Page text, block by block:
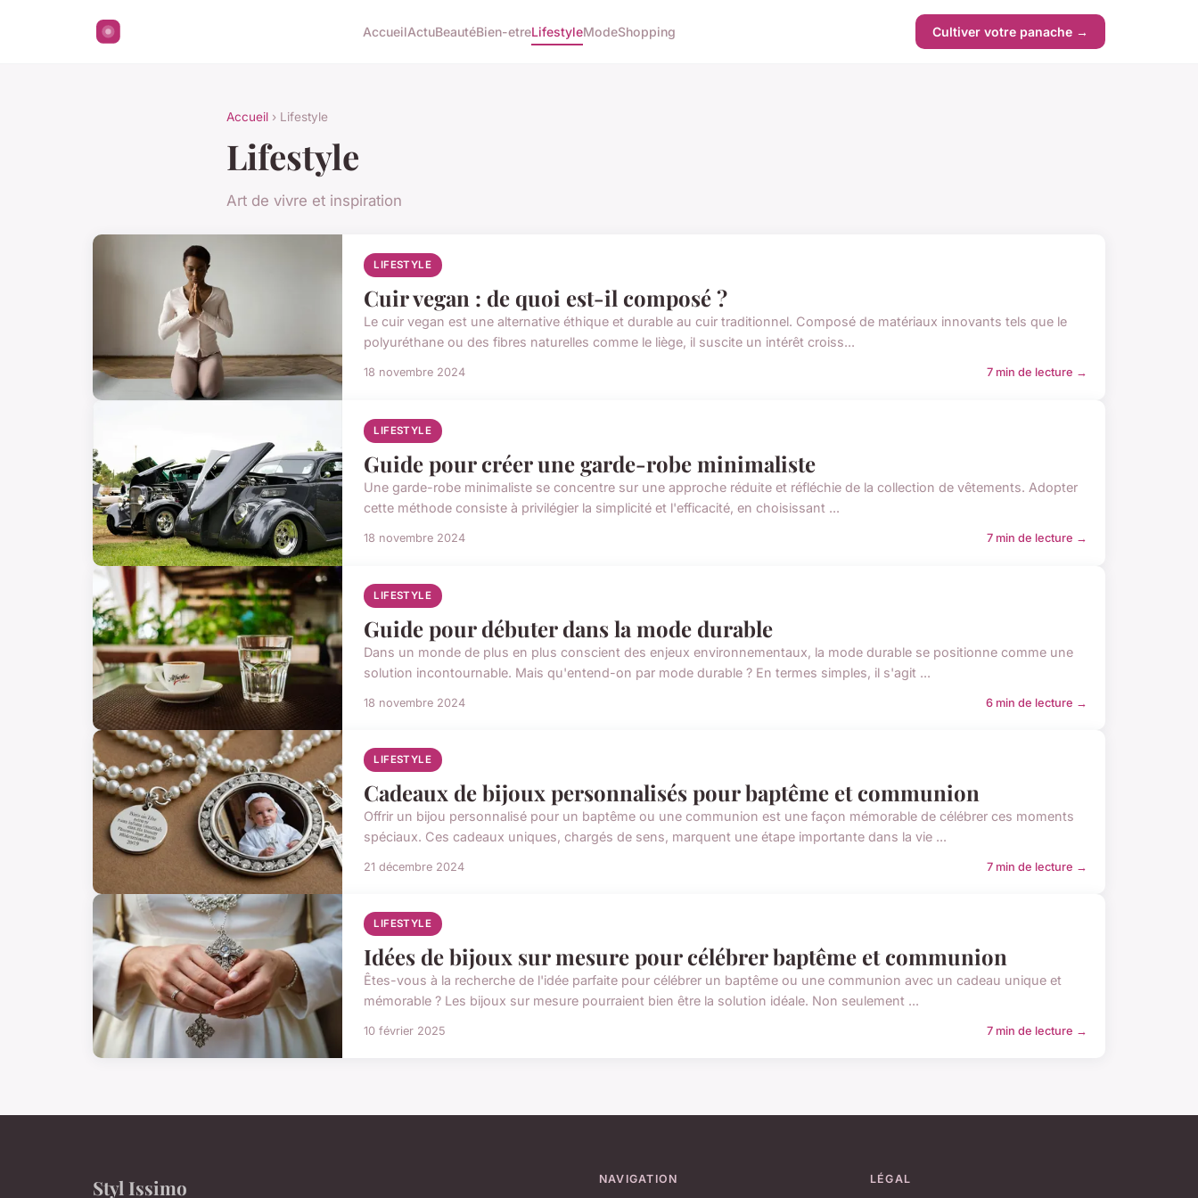
AccueilActuBeautéBien-etreLifestyleModeShopping Cultiver votre panache →
Accueil › Lifestyle
Lifestyle
Art de vivre et inspiration
LIFESTYLE
Cuir vegan : de quoi est-il composé ?
Le cuir vegan est une alternative éthique et durable au cuir traditionnel. Composé de matériaux innovants tels que le
polyuréthane ou des fibres naturelles comme le liège, il suscite un intérêt croiss...
18 novembre 2024 7 min de lecture →
LIFESTYLE
Guide pour créer une garde-robe minimaliste
Une garde-robe minimaliste se concentre sur une approche réduite et réfléchie de la collection de vêtements. Adopter
cette méthode consiste à privilégier la simplicité et l'efficacité, en choisissant ...
18 novembre 2024 7 min de lecture →
LIFESTYLE
Guide pour débuter dans la mode durable
Dans un monde de plus en plus conscient des enjeux environnementaux, la mode durable se positionne comme une
solution incontournable. Mais qu'entend-on par mode durable ? En termes simples, il s'agit ...
18 novembre 2024 6 min de lecture →
LIFESTYLE
Cadeaux de bijoux personnalisés pour baptême et communion
Offrir un bijou personnalisé pour un baptême ou une communion est une façon mémorable de célébrer ces moments
spéciaux. Ces cadeaux uniques, chargés de sens, marquent une étape importante dans la vie ...
21 décembre 2024 7 min de lecture →
LIFESTYLE
Idées de bijoux sur mesure pour célébrer baptême et communion
Êtes-vous à la recherche de l'idée parfaite pour célébrer un baptême ou une communion avec un cadeau unique et
mémorable ? Les bijoux sur mesure pourraient bien être la solution idéale. Non seulement ...
10 février 2025 7 min de lecture →
Styl Issimo NAVIGATION LÉGAL